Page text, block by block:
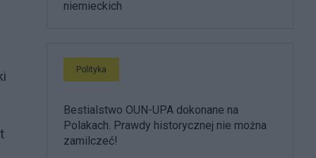
niemieckich
Polityka
Bestialstwo OUN-UPA dokonane na
Polakach. Prawdy historycznej nie można
zamilczeć!